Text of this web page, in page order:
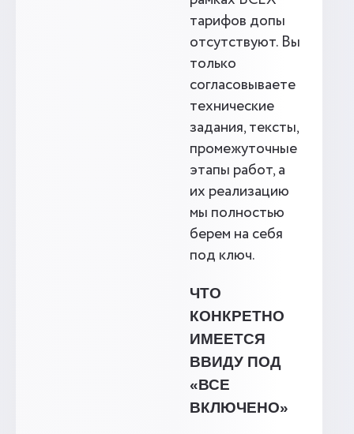
тарифов допы
отсутствуют. Вы
только
согласовываете
технические
задания, тексты,
промежуточные
этапы работ, а
их реализацию
мы полностью
берем на себя
под ключ.
ЧТО
КОНКРЕТНО
ИМЕЕТСЯ
ВВИДУ ПОД
«ВСЕ
ВКЛЮЧЕНО»